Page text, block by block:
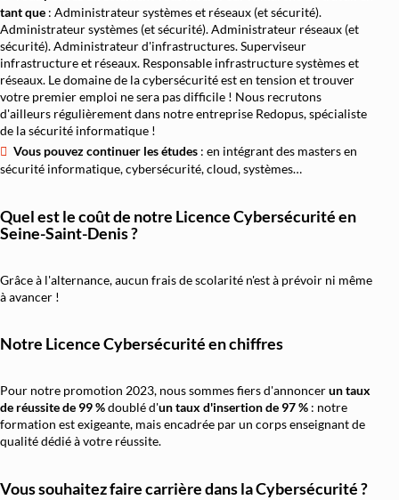
tant que : Administrateur systèmes et réseaux (et sécurité).
Administrateur systèmes (et sécurité). Administrateur réseaux (et
sécurité). Administrateur d'infrastructures. Superviseur
infrastructure et réseaux. Responsable infrastructure systèmes et
réseaux. Le domaine de la cybersécurité est en tension et trouver
votre premier emploi ne sera pas difficile ! Nous recrutons
d'ailleurs régulièrement dans notre entreprise Redopus, spécialiste
de la sécurité informatique !
Vous pouvez continuer les études : en intégrant des masters en
sécurité informatique, cybersécurité, cloud, systèmes…
Quel est le coût de notre Licence Cybersécurité en
Seine-Saint-Denis ?
Grâce à l'alternance, aucun frais de scolarité n'est à prévoir ni même
à avancer !
Notre Licence Cybersécurité en chiffres
Pour notre promotion 2023, nous sommes fiers d'annoncerun taux
de réussite de 99 %doublé d'untaux d'insertion de 97 % : notre
formation est exigeante, mais encadrée par un corps enseignant de
qualité dédié à votre réussite.
Vous souhaitez faire carrière dans la Cybersécurité ?